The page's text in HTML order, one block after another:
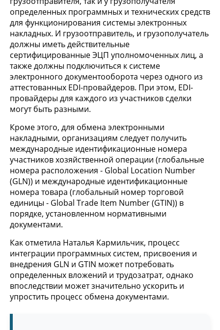
определенных программных и технических средств
для функционирования системы электронных
накладных. И грузоотправитель, и грузополучатель
должны иметь действительные
сертифицированные ЭЦП уполномоченных лиц, а
также должны подключиться к системе
электронного документооборота через одного из
аттестованных EDI-провайдеров. При этом, EDI-
провайдеры для каждого из участников сделки
могут быть разными.
Кроме этого, для обмена электронными
накладными, организациям следует получить
международные идентификационные номера
участников хозяйственной операции (глобальные
номера расположения - Global Location Number
(GLN)) и международные идентификационные
номера товара (глобальный номер торговой
единицы - Global Trade Item Number (GTIN)) в
порядке, установленном нормативными
документами.
Как отметила Наталья Кармильчик, процесс
интеграции программных систем, присвоения и
внедрения GLN и GTIN может потребовать
определенных вложений и трудозатрат, однако
впоследствии может значительно ускорить и
упростить процесс обмена документами.